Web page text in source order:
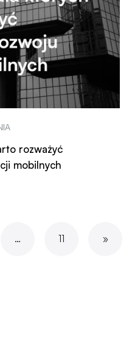
rozważyć
mobilnych
… 11 »